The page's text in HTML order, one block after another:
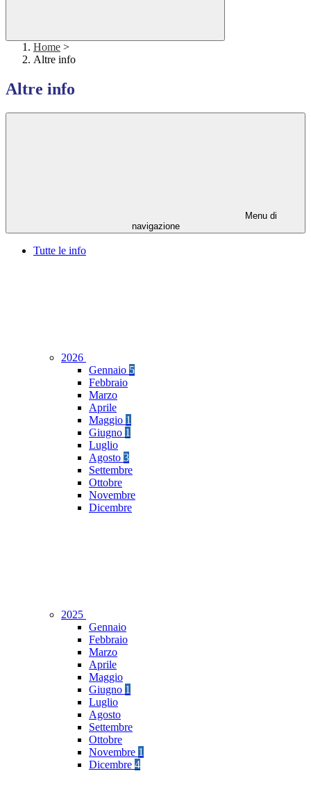
Home >
Altre info
Altre info
Menu di
navigazione
Tutte le info
2026
Gennaio 5
Febbraio
Marzo
Aprile
Maggio 1
Giugno 1
Luglio
Agosto 3
Settembre
Ottobre
Novembre
Dicembre
2025
Gennaio
Febbraio
Marzo
Aprile
Maggio
Giugno 1
Luglio
Agosto
Settembre
Ottobre
Novembre 1
Dicembre 4